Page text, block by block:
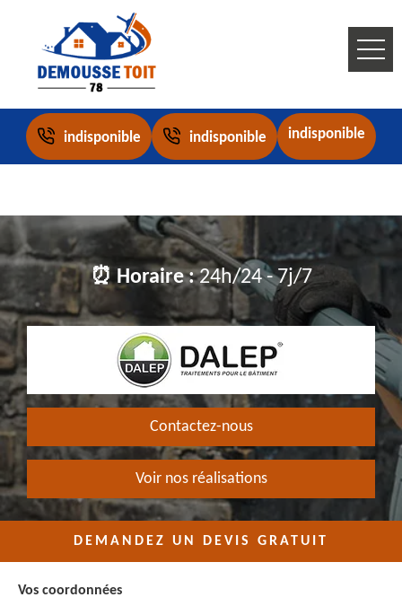
indisponible indisponible indisponible
⏰ Horaire :24h/24 - 7j/7
Contactez-nous
Voir nos réalisations
DEMANDEZ UN DEVIS GRATUIT
Vos coordonnées